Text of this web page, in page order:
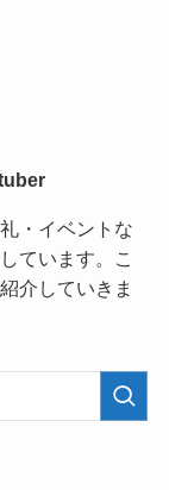
・イベントな
ています。こ
介していきま